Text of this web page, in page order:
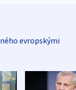
evropskými